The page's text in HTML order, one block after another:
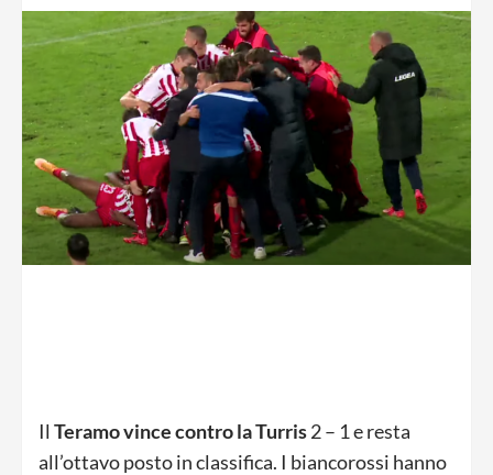
Il Teramo vince contro la Turris2 – 1 e resta
all’ottavo posto in classifica. I biancorossi hanno